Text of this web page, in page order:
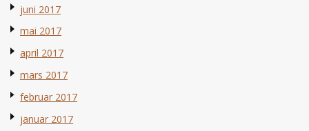
juni 2017
mai 2017
april 2017
mars 2017
februar 2017
januar 2017